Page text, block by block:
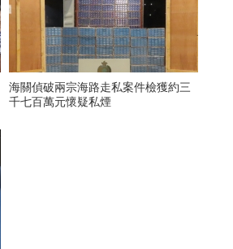
海關偵破兩宗海路走私案件檢獲約三
千七百萬元懷疑私煙